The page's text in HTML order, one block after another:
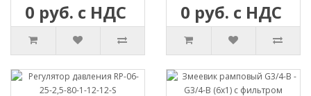
0 руб. с НДС 0 руб. с НДС